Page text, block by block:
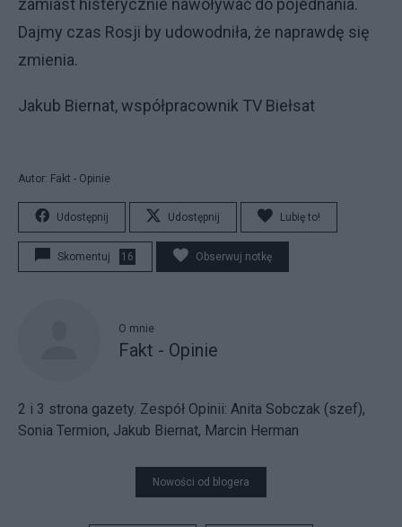
Dajmy czas Rosji by udowodniła, że naprawdę się
zmienia.
Jakub Biernat, współpracownik TV Biełsat
Autor: Fakt - Opinie
Udostępnij Udostępnij Lubię to!
Skomentuj 16 Obserwuj notkę
O mnie
Fakt - Opinie
2 i 3 strona gazety. Zespół Opinii: Anita Sobczak (szef),
Sonia Termion, Jakub Biernat, Marcin Herman
Nowości od blogera